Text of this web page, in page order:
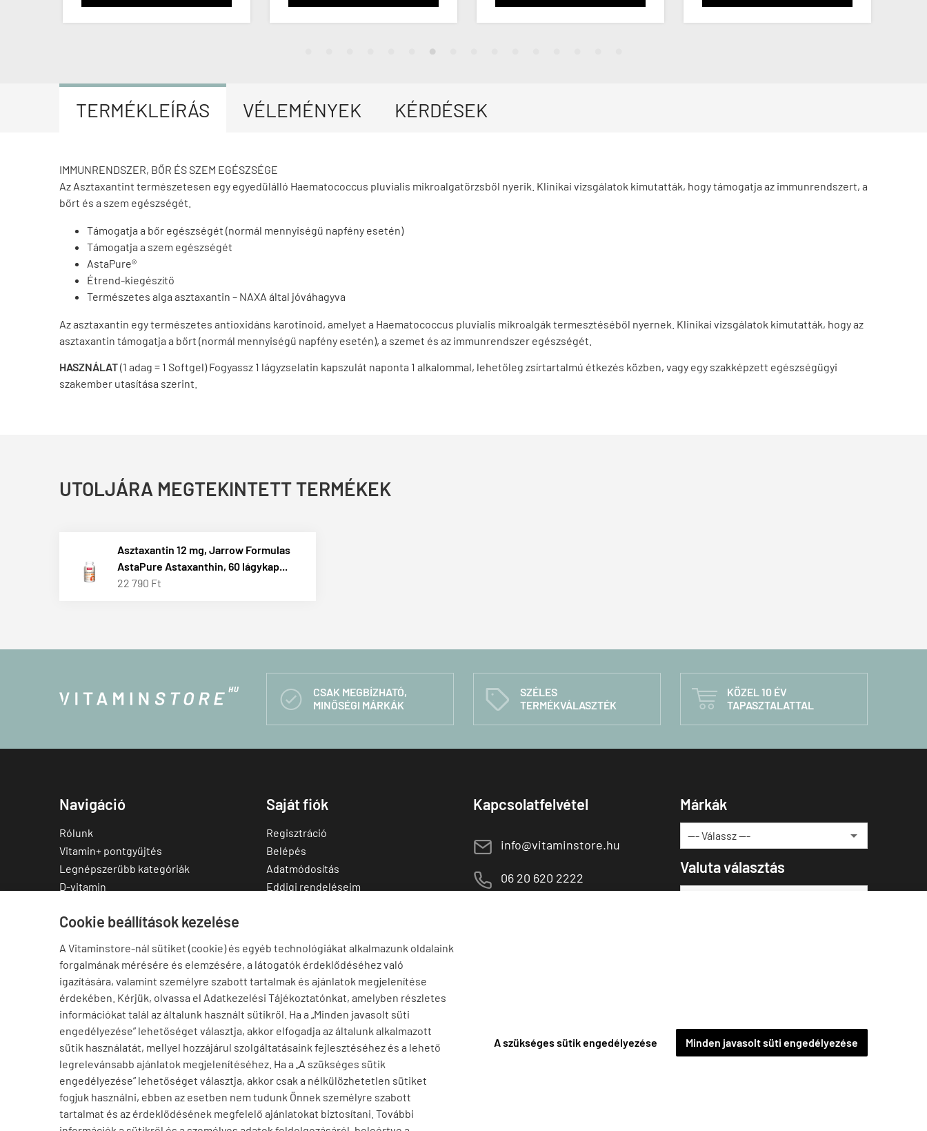
Cookie beállítások kezelése
A Vitaminstore-nál sütiket (cookie) és egyéb technológiákat alkalmazunk oldalaink
forgalmának mérésére és elemzésére, a látogatók érdeklődéséhez való
igazítására, valamint személyre szabott tartalmak és ajánlatok megjelenítése
érdekében. Kérjük, olvassa el Adatkezelési Tájékoztatónkat, amelyben részletes
információkat talál az általunk használt sütikről. Ha a „Minden javasolt süti
engedélyezése” lehetőséget választja, akkor elfogadja az általunk alkalmazott
sütik használatát, mellyel hozzájárul szolgáltatásaink fejlesztéséhez és a lehető
legrelevánsabb ajánlatok megjelenítéséhez. Ha a „A szükséges sütik
engedélyezése” lehetőséget választja, akkor csak a nélkülözhetetlen sütiket
fogjuk használni, ebben az esetben nem tudunk Önnek személyre szabott
tartalmat és az érdeklődésének megfelelő ajánlatokat biztosítani. További
A szükséges sütik engedélyezése Minden javasolt süti engedélyezése
TERMÉKLEÍRÁS VÉLEMÉNYEK KÉRDÉSEK
IMMUNRENDSZER, BŐR ÉS SZEM EGÉSZSÉGE
Az Asztaxantint természetesen egy egyedülálló Haematococcus pluvialis mikroalgatörzsből nyerik. Klinikai vizsgálatok kimutatták, hogy támogatja az immunrendszert, a
bőrt és a szem egészségét.
Támogatja a bőr egészségét (normál mennyiségű napfény esetén)
Támogatja a szem egészségét
AstaPure®
Étrend-kiegészítő
Természetes alga asztaxantin – NAXA által jóváhagyva
Az asztaxantin egy természetes antioxidáns karotinoid, amelyet a Haematococcus pluvialis mikroalgák termesztéséből nyernek. Klinikai vizsgálatok kimutatták, hogy az
asztaxantin támogatja a bőrt (normál mennyiségű napfény esetén), a szemet és az immunrendszer egészségét.
HASZNÁLAT(1 adag = 1 Softgel) Fogyassz 1 lágyzselatin kapszulát naponta 1 alkalommal, lehetőleg zsírtartalmú étkezés közben, vagy egy szakképzett egészségügyi
szakember utasítása szerint.
UTOLJÁRA MEGTEKINTETT TERMÉKEK
Asztaxantin 12 mg, Jarrow Formulas
AstaPure Astaxanthin, 60 lágykap...
22 790 Ft

CSAK MEGBÍZHATÓ,
MINŐSÉGI MÁRKÁK
C
SZÉLES
TERMÉKVÁLASZTÉK

KÖZEL 10 ÉV
TAPASZTALATTAL
Navigáció
Rólunk
Vitamin+ pontgyűjtés
Legnépszerűbb kategóriák
D-vitamin
Multivitamin
Cink
Omega-3
Ashwagandha
Elállás a szerződéstől
Saját fiók
Regisztráció
Belépés
Adatmódosítás
Eddigi rendeléseim
Kapcsolatfelvétel
E info@vitaminstore.hu
M 06 20 620 2222
Márkák
Valuta választás